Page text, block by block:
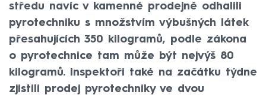
středu navíc v kamenné prodejně odhalili
pyrotechniku s množstvím výbušných látek
přesahujících 350 kilogramů, podle zákona
o pyrotechnice tam může být nejvýš 80
kilogramů. Inspektoři také na začátku týdne
zjistili prodej pyrotechniky ve dvou